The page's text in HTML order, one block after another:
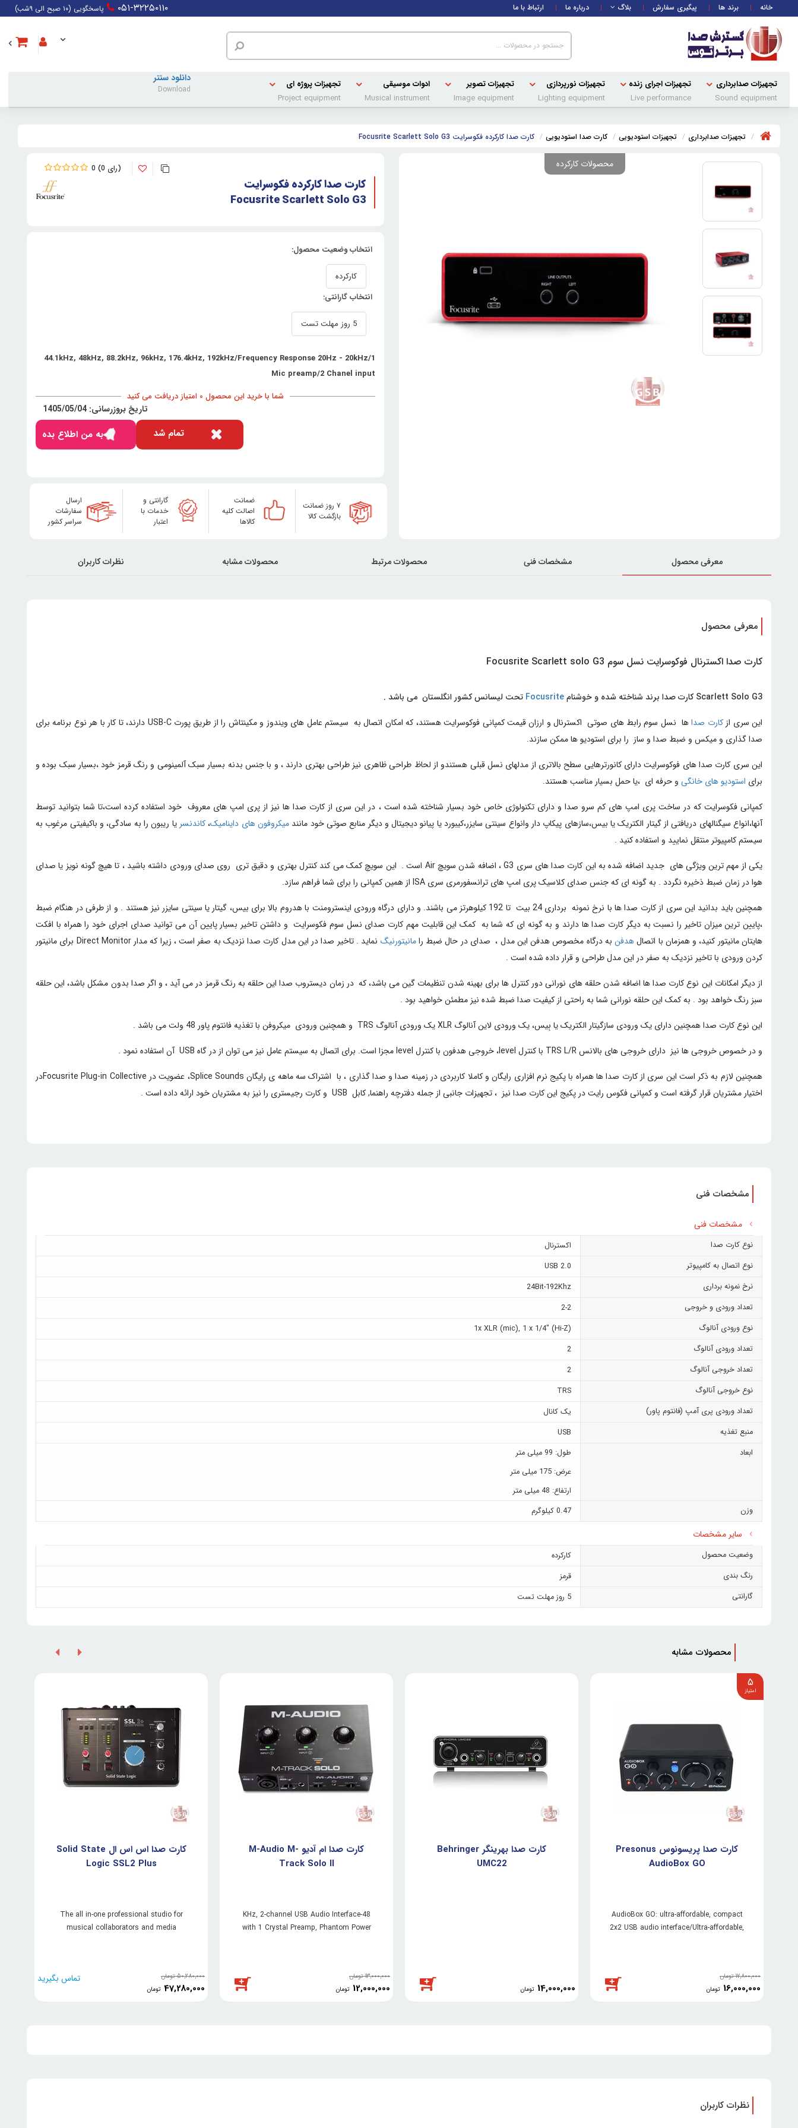
خانه برند ها پیگیری سفارش بلاگ درباره ما ارتباط با ما ۰۵۱-۳۲۲۵۰۱۱۰ پاسخگویی (۱۰ صبح الی ۹شب)
تجهیزات صدابرداری
Sound equipment
تجهیزات اجرای زنده
Live performance
تجهیزات نورپردازی
Lighting equipment
تجهیزات تصویر
Image equipment
ادوات موسیقی
Musical instrument
تجهیزات پروژه ای
Project equipment
دانلود سنتر
Download
تجهیزات صدابرداری تجهیزات استودیویی کارت صدا استودیویی کارت صدا کارکرده فکوسرایت Focusrite Scarlett Solo G3
محصولات کارکرده 0 0
کارت صدا کارکرده فکوسرایت
Focusrite Scarlett Solo G3
انتخاب وضعیت محصول:
کارکرده
انتخاب گارانتی:
5 روز مهلت تست
44.1kHz, 48kHz, 88.2kHz, 96kHz, 176.4kHz, 192kHz/Frequency Response 20Hz - 20kHz/1
Mic preamp/2 Chanel input
شما با خرید این محصول 0 امتیاز دریافت می کنید
به من اطلاع بده تمام شد
تاریخ بروزرسانی: 1405/05/04
۷ روز ضمانت
بازگشت کالا
ضمانت
اصالت کلیه
کالاها
گارانتی و
خدمات با
اعتبار
ارسال
سفارشات
سراسر کشور
معرفی محصول مشخصات فنی محصولات مرتبط محصولات مشابه نظرات کاربران
معرفی محصول
کارت صدا اکسترنال فوکوسرایت نسل سوم Focusrite Scarlett solo G3
Scarlett Solo G3 کارت صدا برند شناخته شده و خوشنام Focusrite تحت لیسانس کشور انگلستان می باشد .
این سری ازکارت صدا
ها نسل سوم رابط های صوتی اکسترنال و ارزان قیمت کمپانی فوکوسرایت هستند، که امکان اتصال به سیستم عامل های ویندوز و مکینتاش را از طریق پورت USB-C دارند، تا کار با هر نوع برنامه برای
صدا گذاری و میکس و ضبط صدا و ساز را برای استودیو ها ممکن سازند.
این سری کارت صدا های فوکوسرایت دارای کانورترهایی سطح بالاتری از مدلهای نسل قبلی هستندو از لحاظ طراحی ظاهری نیز طراحی بهتری دارند ، و با جنس بدنه بسیار سبک آلمینومی و رنگ قرمز خود ،بسیار سبک بوده و
برای استودیو های خانگی و حرفه ای ،یا حمل بسیار مناسب هستند.
کمپانی فکوسرایت که در ساخت پری امپ های کم سرو صدا و دارای تکنولوژی خاص خود بسیار شناخته شده است ، در این سری از کارت صدا ها نیز از پری امپ های معروف خود استفاده کرده است،تا شما بتوانید توسط
آنها،انواع سیگنالهای دریافتی از گیتار الکتریک یا بیس،سازهای پیکاپ دار وانواع سینتی سایزر،کیبورد یا پیانو دیجیتال و دیگر منابع صوتی خود مانندمیکروفون های داینامیک،کاندنسر یا ریبون را به سادگی، و باکیفیتی مرغوب به
سیستم کامپیوتر منتقل نمایید و استفاده کنید .
یکی از مهم ترین ویژگی های جدید اضافه شده به این کارت صدا های سری G3 ، اضافه شدن سویچ Air است . این سویچ کمک می کند کنترل بهتری و دقیق تری روی صدای ورودی داشته باشید ، تا هیچ گونه نویز یا صدای
هوا در زمان ضبط ذخیره نگردد . به گونه ای که جنس صدای کلاسیک پری امپ های ترانسفورمری سری ISA از همین کمپانی را برای شما فراهم سازد.
همچنین باید بدانید این سری از کارت صدا ها با نرخ نمونه برداری 24 بیت تا 192 کیلوهرتز می باشند. و دارای درگاه ورودی اینسترومنت با هدروم بالا برای بیس، گیتار یا سینتی سایزر نیز هستند . و از طرفی در هنگام ضبط
،پایین ترین میزان تاخیر را نسبت به دیگر کارت صدا ها دارند و به گونه ای که شما به کمک این قابلیت مهم کارت صدای نسل سوم فکوسرایت و داشتن تاخیر بسیار پایین آن می توانید صدای اجرای خود را همراه با افکت
هایتان مانیتور کنید، و همزمان با اتصالهدفنبه درگاه مخصوص هدفن این مدل ، صدای در حال ضبط رامانیتورنیگ
نماید . تاخیر صدا در این مدل کارت صدا نزدیک به صفر است ، زیرا که مدار Direct Monitor برای مانیتور
کردن ورودی با تاخیر نزدیک به صفر در این مدل طراحی و قرار داده شده است .
از دیگر امکانات این نوع کارت صدا ها اضافه شدن حلقه های نورانی دور کنترل ها برای بهینه شدن تنظیمات گین می باشد، که در زمان دیستروب صدا این حلقه به رنگ قرمز در می آید ، و اگر صدا بدون مشکل باشد، این حلقه
سبز رنگ خواهد بود . به کمک این حلقه نورانی شما به راحتی از کیفیت صدا ضبط شده نیز مطمئن خواهید بود .
این نوع کارت صدا همچنین دارای یک ورودی سازگیتار الکتریک یا بِیس، یک ورودی لاین آنالوگ XLR یک ورودی آنالوگ TRS و همچنین ورودی میکروفن با تغذیه فانتوم پاور 48 ولت می باشد .
و در خصوص خروجی ها نیز دارای خروجی های بالانس TRS L/R با کنترل level، خروجی هدفون با کنترل level مجزا است. برای اتصال به سیستم عامل نیز می توان از در گاه USB آن استفاده نمود .
همچنین لازم به ذکر است این سری از کارت صدا ها همراه با پکیج نرم افزاری رایگان و کاملا کاربردی در زمینه صدا و صدا گذاری ، با اشتراک سه ماهه ی رایگان Splice Sounds، عضویت در Focusrite Plug-in Collectiveدر
اختیار مشتریان قرار گرفته است و کمپانی فکوس رایت در پکیج این کارت صدا نیز ، تجهیزات جانبی از جمله دفترچه راهنما, کابل USB و کارت رجیستری را نیز به مشتریان خود ارائه داده است .
مشخصات فنی
مشخصات فنی
نوع کارت صدا
اکسترنال
نوع اتصال به کامپیوتر
USB 2.0
نرخ نمونه برداری
24Bit-192Khz
تعداد ورودی و خروجی
2-2
نوع ورودی آنالوگ
1x XLR (mic), 1 x 1/4" (Hi-Z)
تعداد ورودی آنالوگ
2
تعداد خروجی آنالوگ
2
نوع خروجی آنالوگ
TRS
تعداد ورودی پری آمپ (فانتوم پاور)
یک کانال
منبع تغذیه
USB
ابعاد
طول: 99 میلی متر
عرض: 175 میلی متر
ارتفاع: 48 میلی متر
وزن
0.47 کیلوگرم
سایر مشخصات
وضعیت محصول
کارکرده
رنگ بندی
قرمز
گارانتی
5 روز مهلت تست
محصولات مشابه
5
کارت صدا پریسونوس Presonus
AudioBox GO
AudioBox GO: ultra-affordable, compact
2x2 USB audio interface/Ultra-affordable,
17,800,000 تومان
16,000,000 تومان
کارت صدا بهرینگر Behringer
UMC22
14,000,000 تومان
کارت صدا ام آدیو M-Audio M-
Track Solo II
48-KHz, 2-channel USB Audio Interface
with 1 Crystal Preamp, Phantom Power
13,000,000 تومان
12,000,000 تومان
کارت صدا اس اس ال Solid State
Logic SSL2 Plus
The all in-one professional studio for
musical collaborators and media
50,280,000 تومان
47,280,000 تومان
تماس بگیرید
نظرات کاربران